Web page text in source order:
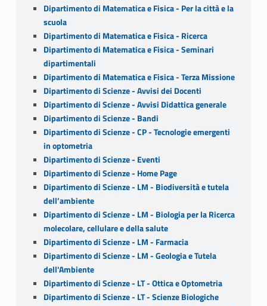
Dipartimento di Matematica e Fisica - Per la città e la
scuola
Dipartimento di Matematica e Fisica - Ricerca
Dipartimento di Matematica e Fisica - Seminari
dipartimentali
Dipartimento di Matematica e Fisica - Terza Missione
Dipartimento di Scienze - Avvisi dei Docenti
Dipartimento di Scienze - Avvisi Didattica generale
Dipartimento di Scienze - Bandi
Dipartimento di Scienze - CP - Tecnologie emergenti
in optometria
Dipartimento di Scienze - Eventi
Dipartimento di Scienze - Home Page
Dipartimento di Scienze - LM - Biodiversità e tutela
dell’ambiente
Dipartimento di Scienze - LM - Biologia per la Ricerca
molecolare, cellulare e della salute
Dipartimento di Scienze - LM - Farmacia
Dipartimento di Scienze - LM - Geologia e Tutela
dell'Ambiente
Dipartimento di Scienze - LT - Ottica e Optometria
Dipartimento di Scienze - LT - Scienze Biologiche